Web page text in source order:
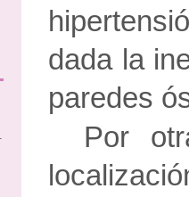
dada la
paredes
Por